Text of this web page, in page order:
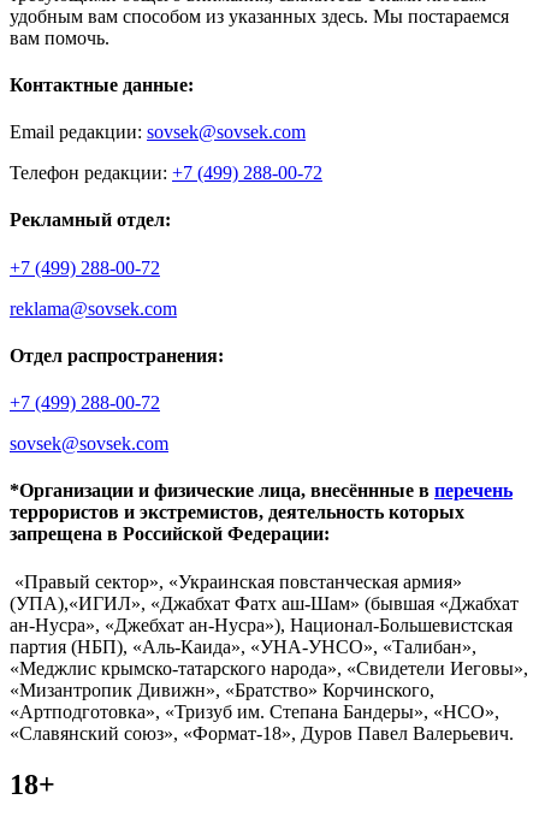
удобным вам способом из указанных здесь. Мы постараемся
вам помочь.
Контактные данные:
Email редакции: sovsek@sovsek.com
Телефон редакции: +7 (499) 288-00-72
Рекламный отдел:
+7 (499) 288-00-72
reklama@sovsek.com
Отдел распространения:
+7 (499) 288-00-72
sovsek@sovsek.com
*Организации и физические лица, внесённные в перечень
террористов и экстремистов, деятельность которых
запрещена в Российской Федерации:
«Правый сектор», «Украинская повстанческая армия»
(УПА),«ИГИЛ», «Джабхат Фатх аш-Шам» (бывшая «Джабхат
ан-Нусра», «Джебхат ан-Нусра»), Национал-Большевистская
партия (НБП), «Аль-Каида», «УНА-УНСО», «Талибан»,
«Меджлис крымско-татарского народа», «Свидетели Иеговы»,
«Мизантропик Дивижн», «Братство» Корчинского,
«Артподготовка», «Тризуб им. Степана Бандеры», «НСО»,
«Славянский союз», «Формат-18», Дуров Павел Валерьевич.
18+